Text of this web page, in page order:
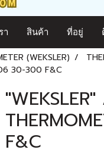
า สินค้า ที่อยู่
(WEKSLER)
30-300 F&C
F&C